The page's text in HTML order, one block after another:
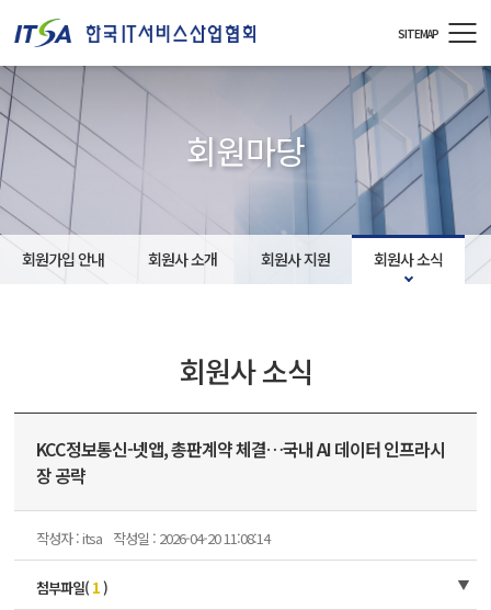
SITEMAP
회원마당
회원가입 안내 회원사 소개 회원사 지원 회원사 소식
회원사 소식
KCC정보통신-넷앱, 총판계약 체결…국내 AI 데이터 인프라시
장 공략
작성자 : itsa 작성일 : 2026-04-20 11:08:14
첨부파일( 1 )